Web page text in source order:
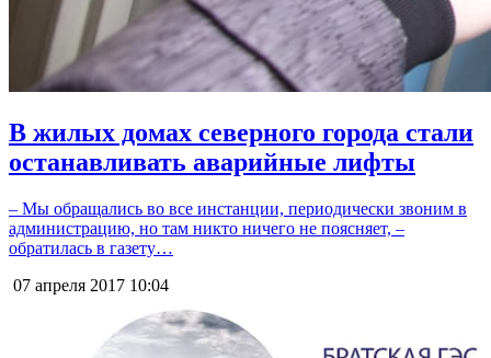
В жилых домах северного города стали
останавливать аварийные лифты
– Мы обращались во все инстанции, периодически звоним в
администрацию, но там никто ничего не поясняет, –
обратилась в газету…
07 апреля 2017 10:04